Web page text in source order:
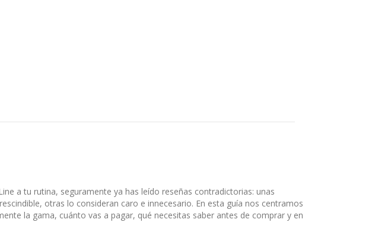
a tu rutina, seguramente ya has leído reseñas contradictorias: unas
otras lo consideran caro e innecesario. En esta guía nos centramos
la gama, cuánto vas a pagar, qué necesitas saber antes de comprar y en